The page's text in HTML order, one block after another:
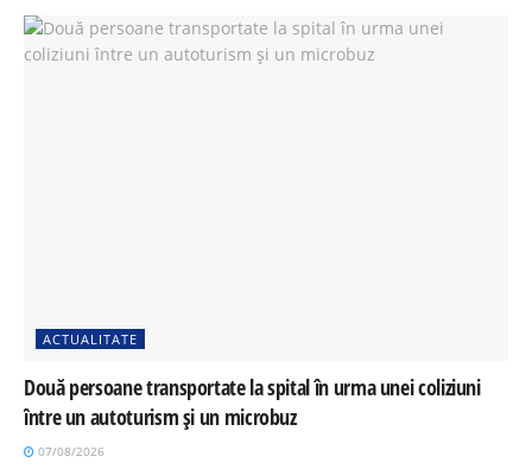
ACTUALITATE
Două persoane transportate la spital în urma unei coliziuni
între un autoturism și un microbuz
07/08/2026